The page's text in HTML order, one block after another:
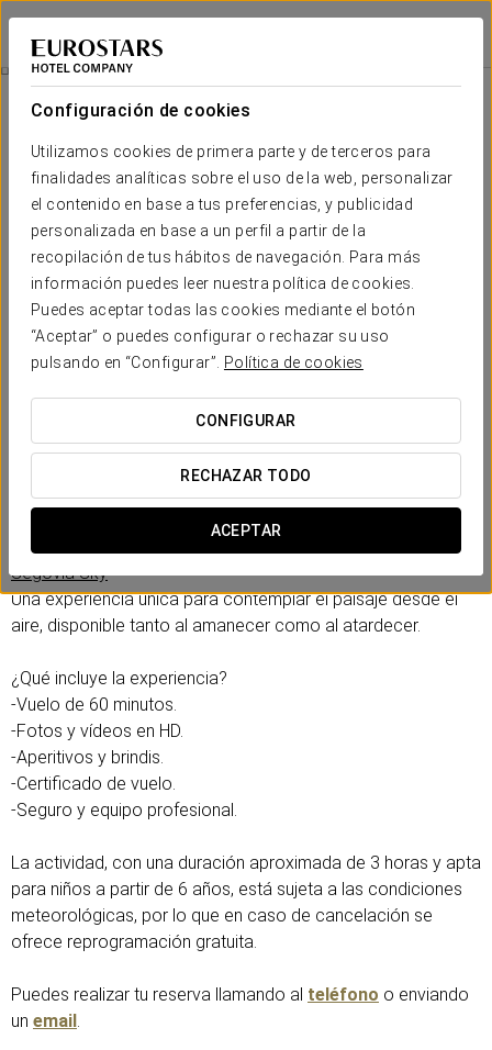
Configuración de cookies
Utilizamos cookies de primera parte y de terceros para
finalidades analíticas sobre el uso de la web, personalizar
el contenido en base a tus preferencias, y publicidad
personalizada en base a un perfil a partir de la
recopilación de tus hábitos de navegación. Para más
información puedes leer nuestra política de cookies.
Puedes aceptar todas las cookies mediante el botón
“Aceptar” o puedes configurar o rechazar su uso
pulsando en “Configurar”.
Política de cookies
CONFIGURAR
RECHAZAR TODO
ACEPTAR
Eurostars Plaza Acueducto
SEGOVIA
Viaje En Globo
Desde 205 €
Viaje en globo
El paseo en globo en Segovia ofrece una vista privilegiada
de la ciudad, reconocida como Patrimonio de la Humanidad
por su historia, arte y excelente estado de conservación.
¿Dónde realizar el viaje en globo?
Segovia Sky
Una experiencia única para contemplar el paisaje desde el
aire, disponible tanto al amanecer como al atardecer.
¿Qué incluye la experiencia?
-Vuelo de 60 minutos.
-Fotos y vídeos en HD.
-Aperitivos y brindis.
-Certificado de vuelo.
-Seguro y equipo profesional.
La actividad, con una duración aproximada de 3 horas y apta
para niños a partir de 6 años, está sujeta a las condiciones
meteorológicas, por lo que en caso de cancelación se
ofrece reprogramación gratuita.
Puedes realizar tu reserva llamando al teléfono o enviando
un email.